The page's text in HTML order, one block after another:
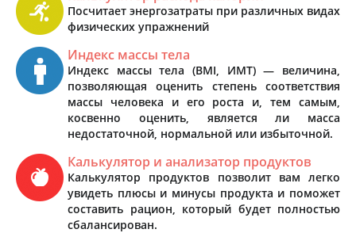
Посчитает энергозатраты при различных видах
физических упражнений
Индекс массы тела
Индекс массы тела (BMI, ИМТ) — величина,
позволяющая оценить степень соответствия
массы человека и его роста и, тем самым,
косвенно оценить, является ли масса
недостаточной, нормальной или избыточной.
Калькулятор и анализатор продуктов
Калькулятор продуктов позволит вам легко
увидеть плюсы и минусы продукта и поможет
составить рацион, который будет полностью
сбалансирован.